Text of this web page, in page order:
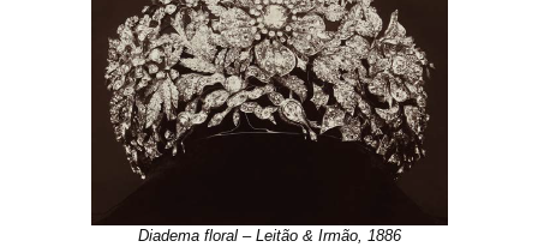
Diadema floral – Leitão & Irmão, 1886